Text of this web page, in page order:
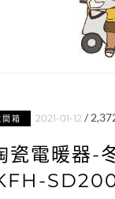
開箱 2021-01-12 /
瓷電暖器-